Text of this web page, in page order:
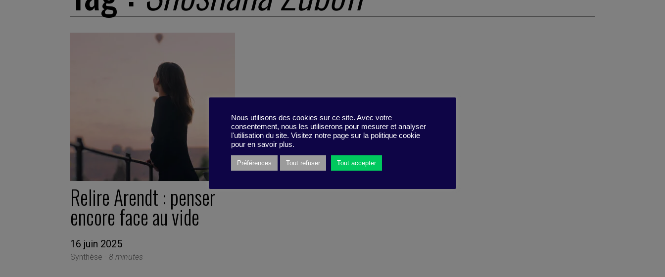
Relire Arendt : penser
encore face au vide
16 juin 2025
Synthèse - 8 minutes
Nous utilisons des cookies sur ce site. Avec votre
consentement, nous les utiliserons pour mesurer et analyser
l'utilisation du site. Visitez notre page sur la politique cookie
pour en savoir plus.
Préférences Tout refuser Tout accepter